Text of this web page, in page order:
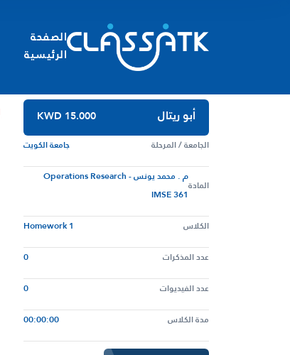
الصفحة
الرئيسية
أبو ريتال KWD 15.000
الجامعة / المرحلة جامعة الكويت
المادة
م . محمد يونس - Operations Research
IMSE 361
الكلاس
Homework 1
عدد المذكرات
0
عدد الفيديوات
0
مدة الكلاس
00:00:00